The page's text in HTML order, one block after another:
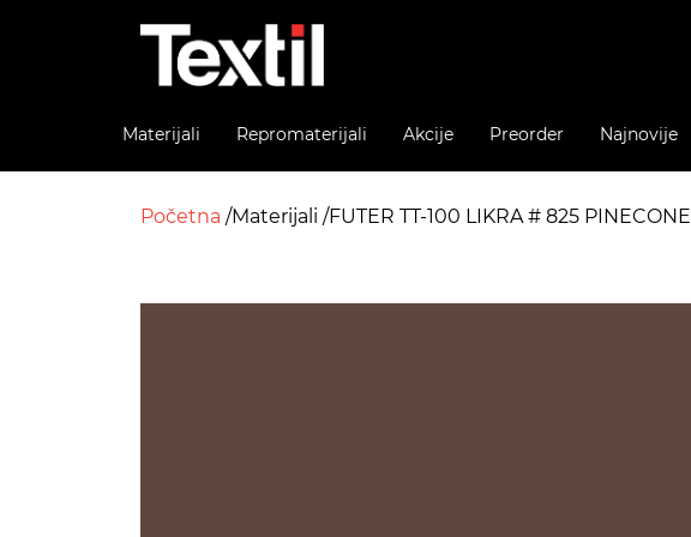
Materijali Repromaterijali Akcije Preorder Najnovije
Početna Materijali FUTER TT-100 LIKRA # 825 PINECONE